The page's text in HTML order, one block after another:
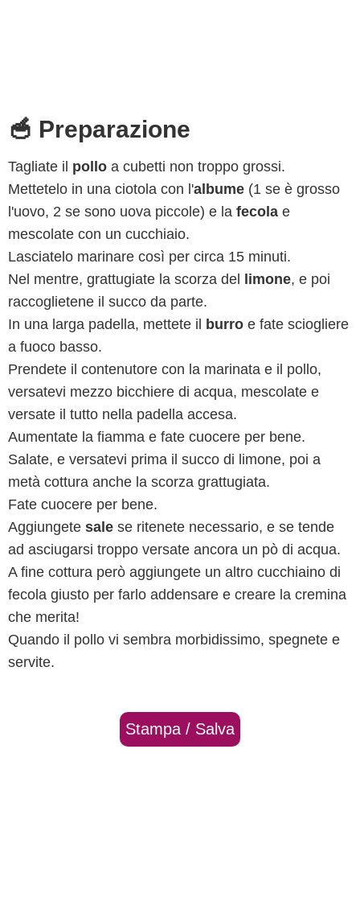
🥣 Preparazione
Tagliate il pollo a cubetti non troppo grossi.
Mettetelo in una ciotola con l'albume (1 se è grosso
l'uovo, 2 se sono uova piccole) e la fecola e
mescolate con un cucchiaio.
Lasciatelo marinare così per circa 15 minuti.
Nel mentre, grattugiate la scorza del
limone, e poi
raccoglietene il succo da parte.
In una larga padella, mettete il
burro e fate sciogliere
a fuoco basso.
Prendete il contenutore con la marinata e il pollo,
versatevi mezzo bicchiere di acqua, mescolate e
versate il tutto nella padella accesa.
Aumentate la fiamma e fate cuocere per bene.
Salate, e versatevi prima il succo di limone, poi a
metà cottura anche la scorza grattugiata.
Fate cuocere per bene.
Aggiungete sale se ritenete necessario, e se tende
ad asciugarsi troppo versate ancora un pò di acqua.
A fine cottura però aggiungete un altro cucchiaino di
fecola giusto per farlo addensare e creare la cremina
che merita!
Quando il pollo vi sembra morbidissimo, spegnete e
servite.
Stampa / Salva